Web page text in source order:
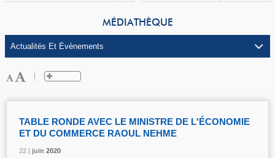
MÉDIATHÈQUE
22 | juin 2020
TABLE RONDE AVEC LE MINISTRE DE L'ÉCONOMIE
ET DU COMMERCE RAOUL NEHME
22 | juin 2020
22 | juin 2020
22 | juin 2020